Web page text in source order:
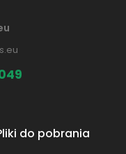
do pobrania